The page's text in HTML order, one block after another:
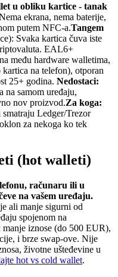
u obliku kartice - tanak
ekrana, nema baterije,
putem NFC-a.Tangem
Svaka kartica čuva iste
EAL6+
među hardware walletima,
na telefon), otporan
25+ godina. Nedostaci:
na samom uređaju,
nov proizvod.Za koga:
Ledger/Trezor
za nekoga ko tek
(hot walleti)
računaru ili u
na vašem uređaju.
ali manje sigurni od
spojenom na
iznose (do 500 EUR),
i brze swap-ove. Nije
životne ušteđevine u
hot vs cold wallet.